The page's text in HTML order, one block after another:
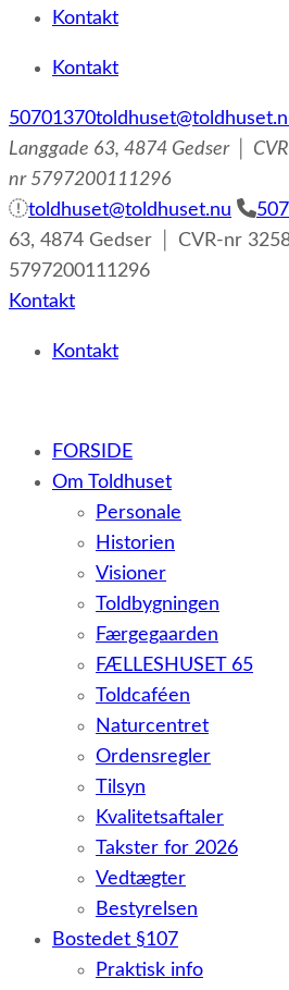
Kontakt
Kontakt
50701370
Langgade 63, 4874 Gedser │
nr 5797200111296
toldhuset@toldhuset.nu
63, 4874 Gedser │ CVR-nr
5797200111296
Kontakt
Kontakt
– et botilbud til voksne
udviklede personer samt
FORSIDE
Om Toldhuset
Personale
Historien
Visioner
Toldbygningen
Færgegaarden
FÆLLESHUSET 65
Toldcaféen
Naturcentret
Ordensregler
Tilsyn
Kvalitetsaftaler
Takster for 2026
Vedtægter
Bestyrelsen
Bostedet §107
Praktisk info